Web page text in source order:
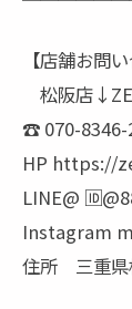
【店舗お問
松阪店
☎︎ 070-8346-
HP https://
LINE@
Instagram
住所 三重県